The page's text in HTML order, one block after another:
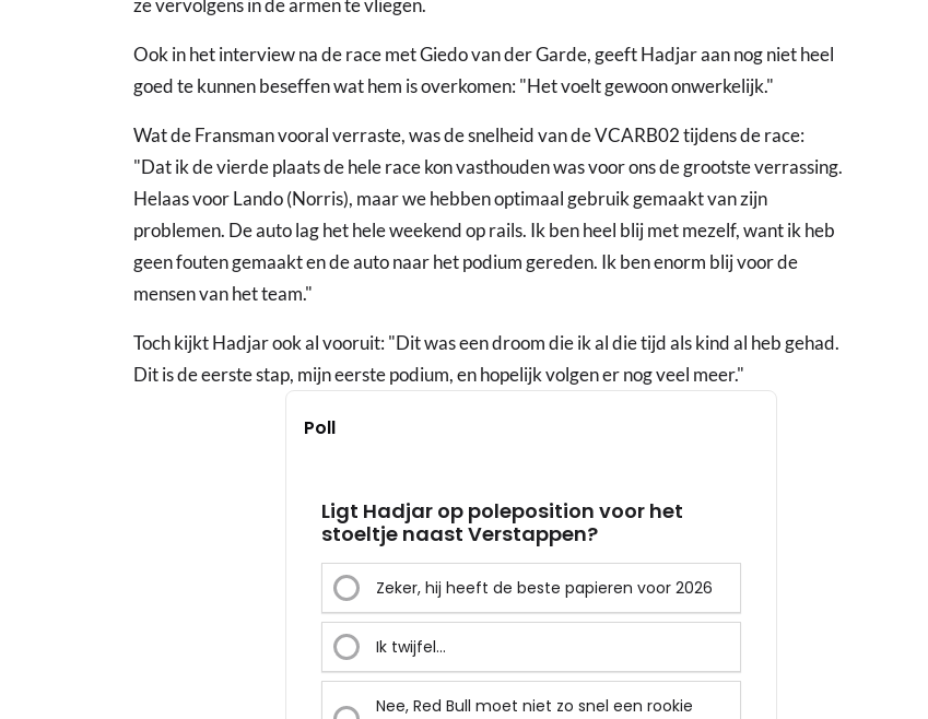
ze vervolgens in de armen te vliegen.
Ook in het interview na de race met Giedo van der Garde, geeft Hadjar aan nog niet heel
goed te kunnen beseffen wat hem is overkomen: "Het voelt gewoon onwerkelijk."
Wat de Fransman vooral verraste, was de snelheid van de VCARB02 tijdens de race:
"Dat ik de vierde plaats de hele race kon vasthouden was voor ons de grootste verrassing.
Helaas voor Lando (Norris), maar we hebben optimaal gebruik gemaakt van zijn
problemen. De auto lag het hele weekend op rails. Ik ben heel blij met mezelf, want ik heb
geen fouten gemaakt en de auto naar het podium gereden. Ik ben enorm blij voor de
mensen van het team."
Toch kijkt Hadjar ook al vooruit: "Dit was een droom die ik al die tijd als kind al heb gehad.
Dit is de eerste stap, mijn eerste podium, en hopelijk volgen er nog veel meer."
Poll
Ligt Hadjar op poleposition voor het
stoeltje naast Verstappen?
Zeker, hij heeft de beste papieren voor 2026
Ik twijfel...
Nee, Red Bull moet niet zo snel een rookie